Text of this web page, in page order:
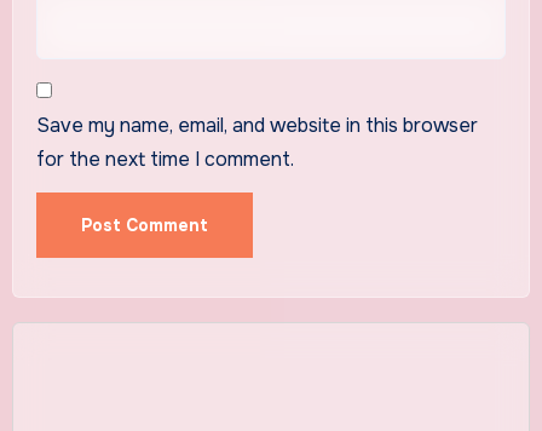
Save my name, email, and website in this browser
for the next time I comment.